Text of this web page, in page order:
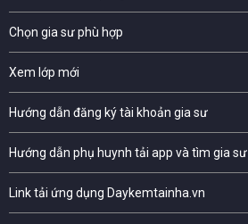
Chọn gia sư phù hợp
Xem lớp mới
Hướng dẫn đăng ký tài khoản gia sư
Hướng dẫn phụ huynh tải app và tìm gia sư
Link tải ứng dụng Daykemtainha.vn